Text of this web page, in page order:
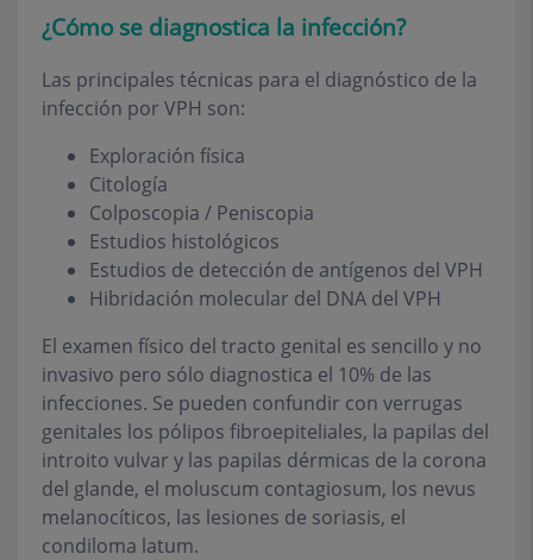
¿Cómo se diagnostica la infección?
Las principales técnicas para el diagnóstico de la
infección por VPH son:
Exploración física
Citología
Colposcopia / Peniscopia
Estudios histológicos
Estudios de detección de antígenos del VPH
Hibridación molecular del DNA del VPH
El examen físico del tracto genital es sencillo y no
invasivo pero sólo diagnostica el 10% de las
infecciones. Se pueden confundir con verrugas
genitales los pólipos fibroepiteliales, la papilas del
introito vulvar y las papilas dérmicas de la corona
del glande, el moluscum contagiosum, los nevus
melanocíticos, las lesiones de soriasis, el
condiloma latum.